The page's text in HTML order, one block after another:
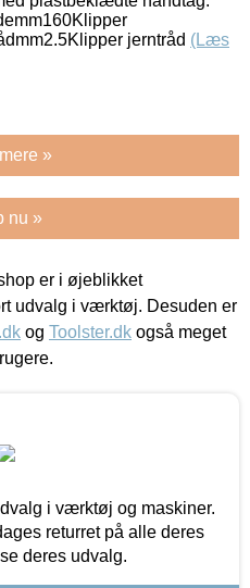
jerntråd (Læs
»
nu »
er i øjeblikket
udvalg i værktøj. Desuden er
og Toolster.dk også meget
i værktøj og maskiner.
returret på alle deres
deres udvalg.